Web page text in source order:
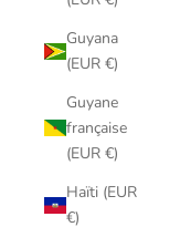
Guyana
(EUR €)
Guyane
française
(EUR €)
Haïti (EUR
€)